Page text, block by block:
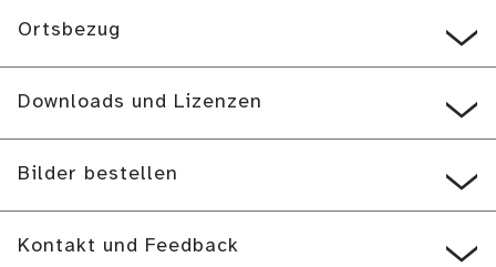
Ortsbezug
Downloads und Lizenzen
Bilder bestellen
Kontakt und Feedback